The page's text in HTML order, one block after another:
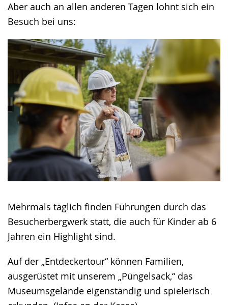
Aber auch an allen anderen Tagen lohnt sich ein
Besuch bei uns:
Mehrmals täglich finden Führungen durch das
Besucherbergwerk statt, die auch für Kinder ab 6
Jahren ein Highlight sind.
Auf der „Entdeckertour“ können Familien,
ausgerüstet mit unserem „Püngelsack,“ das
Museumsgelände eigenständig und spielerisch